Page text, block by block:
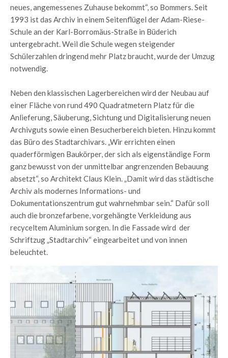
neues, angemessenes Zuhause bekommt“, so Bommers. Seit
1993 ist das Archiv in einem Seitenflügel der Adam-Riese-
Schule an der Karl-Borromäus-Straße in Büderich
untergebracht. Weil die Schule wegen steigender
Schülerzahlen dringend mehr Platz braucht, wurde der Umzug
notwendig.
Neben den klassischen Lagerbereichen wird der Neubau auf
einer Fläche von rund 490 Quadratmetern Platz für die
Anlieferung, Säuberung, Sichtung und Digitalisierung neuen
Archivguts sowie einen Besucherbereich bieten. Hinzu kommt
das Büro des Stadtarchivars. „Wir errichten einen
quaderförmigen Baukörper, der sich als eigenständige Form
ganz bewusst von der unmittelbar angrenzenden Bebauung
absetzt“, so Architekt Claus Klein. „Damit wird das städtische
Archiv als modernes Informations- und
Dokumentationszentrum gut wahrnehmbar sein.“ Dafür soll
auch die bronzefarbene, vorgehängte Verkleidung aus
recyceltem Aluminium sorgen. In die Fassade wird der
Schriftzug „Stadtarchiv“ eingearbeitet und von innen
beleuchtet.